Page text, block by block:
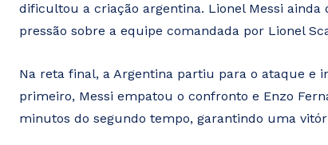
dificultou a criação argentina. Lionel Messi
pressão sobre a equipe comandada por Lionel
Na reta final, a Argentina partiu para o ataque e
primeiro, Messi empatou o confronto e Enzo
minutos do segundo tempo, garantindo uma